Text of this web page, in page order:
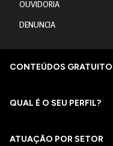
OUVIDORIA
DENUNCIA
CONTEÚDOS
QUAL É O SEU PERFIL?
ATUAÇÃO POR SETOR